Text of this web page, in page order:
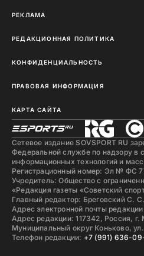
РЕКЛАМА
РЕДАКЦИОННАЯ ПОЛИТИКА
КОНФИДЕНЦИАЛЬНОСТЬ
ПРАВОВАЯ ИНФОРМАЦИЯ
КАРТА САЙТА
Сетевое издание SOVSPORT RU
Федеральной службе по надзору в
информационных технологий и
Регистрационный номер: Эл № ФС
Учредитель: Общество с
«Редакция газеты «Советский
Главный редактор: Бреговский С. С.
Адрес электронной почты
Адрес редакции: 117342, Россия, г.
Муниципальный округ Коньково,
Телефон редакции: +7 (991) 636-